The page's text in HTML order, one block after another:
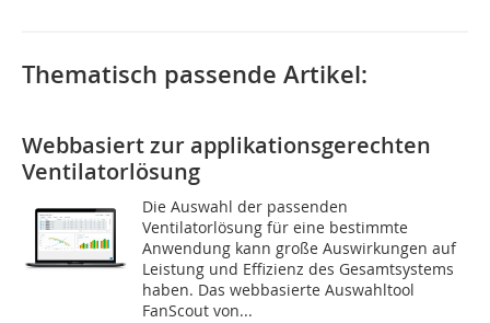
Thematisch passende Artikel:
Webbasiert zur applikationsgerechten
Ventilatorlösung
Die Auswahl der passenden
Ventilatorlösung für eine bestimmte
Anwendung kann große Auswirkungen auf
Leistung und Effizienz des Gesamtsystems
haben. Das webbasierte Auswahltool
FanScout von...